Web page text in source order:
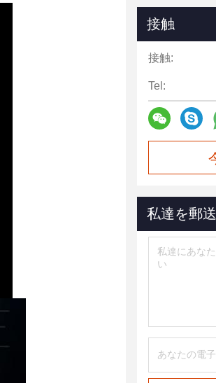
接触
接触:
Tel:
私達を郵